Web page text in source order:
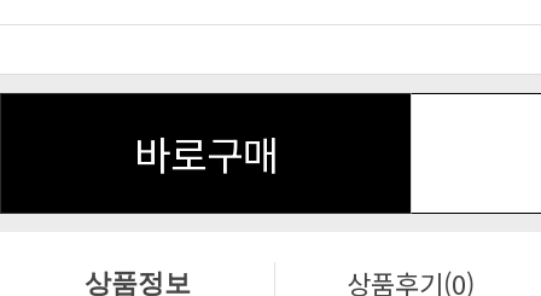
바로구매
상품정보 상품후기(0)